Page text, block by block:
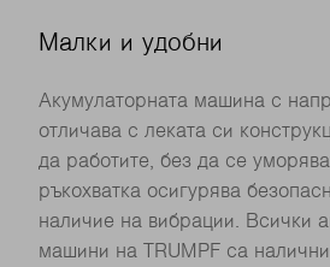
Малки и удобни
Акумулаторната машина с
отличава с леката си
да работите, без да се
ръкохватка осигурява
наличие на вибрации. Всички
машини на TRUMPF са